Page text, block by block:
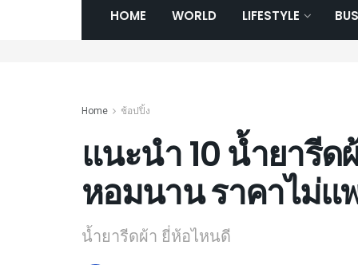
HOME WORLD LIFESTYLE
Home ช้อปปิ้ง
แนะนำ 10 น้ำยารีด
หอมนาน ราคาไม่แ
น้ำยารีดผ้า ยี่ห้อไหนดี